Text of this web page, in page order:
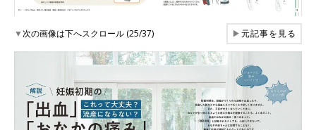
▼次の画像は下へスクロール (25/37) ▶元記事を見る